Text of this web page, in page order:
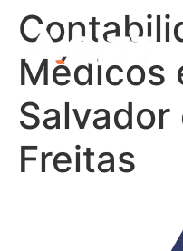
Médicos
Salvador
Freitas